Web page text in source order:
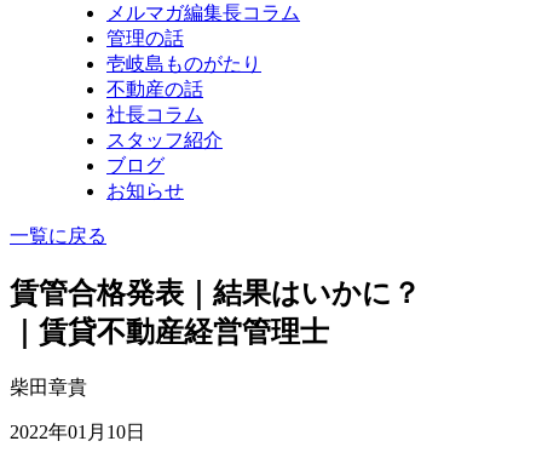
メルマガ編集長コラム
管理の話
壱岐島ものがたり
不動産の話
社長コラム
スタッフ紹介
ブログ
お知らせ
一覧に戻る
賃管合格発表｜結果はいかに？
｜賃貸不動産経営管理士
柴田章貴
2022年01月10日